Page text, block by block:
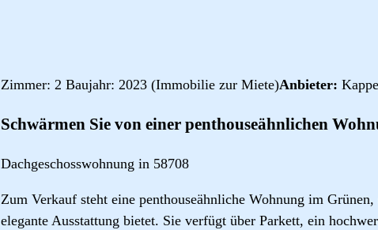
Zimmer: 2 Baujahr: 2023 (Immobilie zur Miete)Anbieter:
Schwärmen Sie von einer penthouseähnlichen
Dachgeschosswohnung in 58708
Zum Verkauf steht eine penthouseähnliche Wohnung im
elegante Ausstattung bietet. Sie verfügt über Parkett, ein